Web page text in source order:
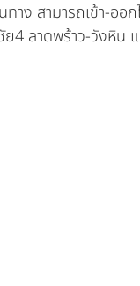
ง สามารถเข้า-ออก
4 ลาดพร้าว-วังหิน